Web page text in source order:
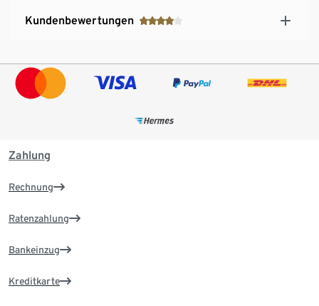
Kundenbewertungen
Zahlung
Rechnung
Ratenzahlung
Bankeinzug
Kreditkarte